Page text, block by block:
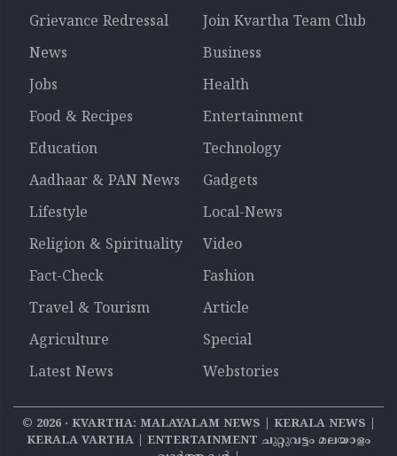
Grievance Redressal
Join Kvartha Team Club
News
Business
Jobs
Health
Food & Recipes
Entertainment
Education
Technology
Aadhaar & PAN News
Gadgets
Lifestyle
Local-News
Religion & Spirituality
Video
Fact-Check
Fashion
Travel & Tourism
Article
Agriculture
Special
Latest News
Webstories
© 2026‧ KVARTHA: MALAYALAM NEWS | KERALA NEWS |
KERALA VARTHA | ENTERTAINMENT ചുറ്റുവട്ടം മലയാളം